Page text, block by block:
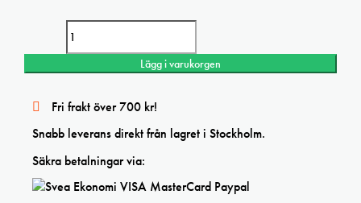
Lägg i varukorgen
Fri frakt över 700 kr!
Snabb leverans direkt från lagret i Stockholm.
Säkra betalningar via: